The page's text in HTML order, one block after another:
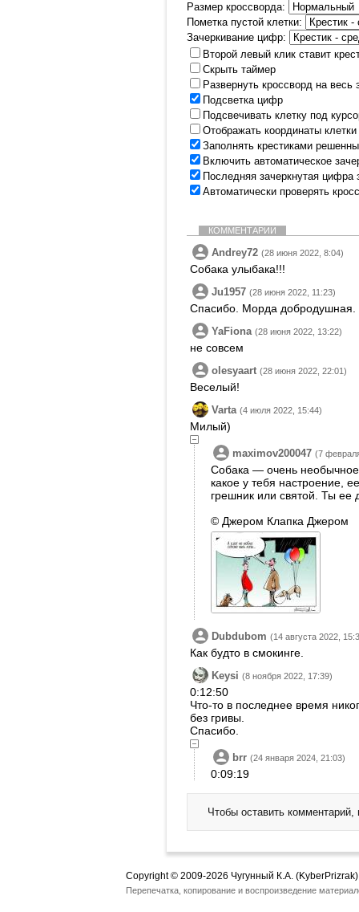
Размер кроссворда:
Пометка пустой клетки:
Зачеркивание цифр:
Второй левый клик ставит
Скрыть таймер
Развернуть кроссворд на
Подсветка цифр
Подсвечивать клетку под
Отображать координаты
Заполнять крестиками
Включить автоматическое
Последняя зачеркнутая цифра
Автоматически проверять
КОММЕНТАРИИ
Andrey72 (28 июня 2022, 8:04)
Собака улыбака!!!
Ju1957 (28 июня 2022, 11:23)
Спасибо. Морда добродушная.
YaFiona (28 июня 2022, 13:22)
не совсем
olesyaart (28 июня 2022, 22:01)
Веселый!
Varta (4 июля 2022, 15:44)
Милый)
maximov200047 (7
Собака — очень необычное
какое у тебя настроение,
грешник или святой. Ты ее
© Джером Клапка Джером
Dubdubom (14 августа 2022,
Как будто в смокинге.
Keysi (8 ноября 2022, 17:39)
0:12:50
Что-то в последнее время
без гривы.
Спасибо.
brr (24 января 2024, 21:03)
0:09:19
Чтобы оставить
Copyright © 2009-2026 Чугунный К.А. (KyberPrizrak)
Перепечатка, копирование и воспроизведение